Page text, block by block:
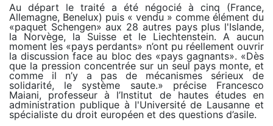
Au départ le traité a été négocié à cinq (France,
Allemagne, Benelux) puis « vendu » comme élément du
«paquet Schengen» aux 28 autres pays plus l'Islande,
la Norvège, la Suisse et le Liechtenstein. A aucun
moment les «pays perdants» n’ont pu réellement ouvrir
la discussion face au bloc des «pays gagnants». «Dès
que la pression concentrée sur un seul pays monte, et
comme il n’y a pas de mécanismes sérieux de
solidarité, le système saute.» précise Francesco
Maiani, professeur à l’Institut de hautes études en
administration publique à l'Université de Lausanne et
spécialiste du droit européen et des questions d’asile.